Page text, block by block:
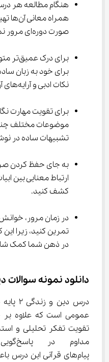
هنگام مطالعه هر
همراه
صورت دوره‌ای مرور نمایید.
برای
برای خود به زبان
نکات ادبی و آرایه‌های آن بروید.
برای تقویت مهارت
موضوعات مختلف
تشبیهات ساده در
به جای حفظ کردن
ارتباط معنایی بین
کشف کنید.
در زمان مرور،
تمرین کنید، زیرا
در ذهن شما کمک
دانلود نمونه سوالات
درس
عمومی است که علاوه بر
تقویت تفکر تحلیلی و
پیام‌های قرآنی این